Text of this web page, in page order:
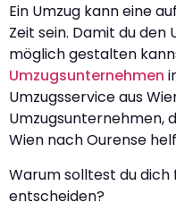
Ein Umzug kann eine
Zeit sein. Damit du den
möglich gestalten
Umzugsunternehmen
Umzugsservice aus
Umzugsunternehmen,
Wien nach Ourense
Warum solltest du dich
entscheiden?